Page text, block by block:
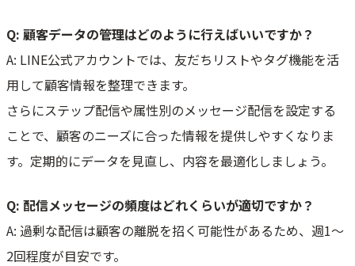
Q: 顧客データの管理はどのように行えばいいですか？
A: LINE公式アカウントでは、友だちリストやタグ機能を活
用して顧客情報を整理できます。
さらにステップ配信や属性別のメッセージ配信を設定する
ことで、顧客のニーズに合った情報を提供しやすくなりま
す。定期的にデータを見直し、内容を最適化しましょう。
Q: 配信メッセージの頻度はどれくらいが適切ですか？
A: 過剰な配信は顧客の離脱を招く可能性があるため、週1～
2回程度が目安です。